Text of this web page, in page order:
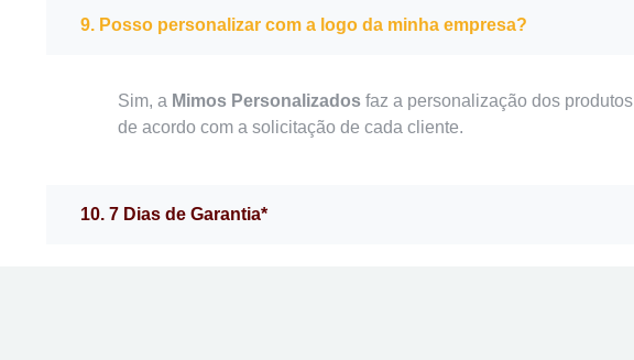
9. Posso personalizar com a logo da minha empresa?
Sim, a Mimos Personalizados faz a personalização dos produtos
de acordo com a solicitação de cada cliente.
10. 7 Dias de Garantia*